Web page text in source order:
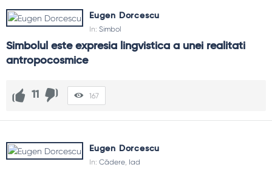
Eugen Dorcescu
In: Simbol
Simbolul este expresia lingvistica a unei realitati
antropocosmice
11 167
Eugen Dorcescu
In: Cădere, Iad